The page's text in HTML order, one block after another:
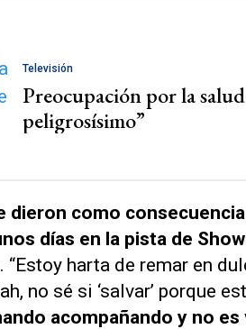
Televisión
Preocupación por la
peligrosísimo”
dieron como
días en la pista de
. “Estoy harta de remar en
no sé si ‘salvar’ porque
acompañando y no es